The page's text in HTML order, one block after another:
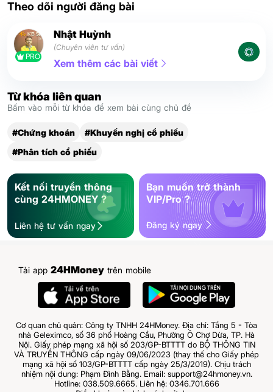
Theo dõi người đăng bài
PRO
Nhật Huỳnh
(Chuyên viên tư vấn)
Xem thêm các bài viết
Từ khóa liên quan
Bấm vào mỗi từ khóa để xem bài cùng chủ đề
#Chứng khoán
#Khuyến nghị cổ phiếu
#Phân tích cổ phiếu
Kết nối truyền thông
cùng 24HMONEY ?
Liên hệ tư vấn ngay
Bạn muốn trở thành
VIP/Pro ?
Đăng ký ngay
Tải app 24HMoney trên mobile
Cơ quan chủ quản: Công ty TNHH 24HMoney. Địa chỉ: Tầng 5 - Tòa
nhà Geleximco, số 36 phố Hoàng Cầu, Phường Ô Chợ Dừa, TP. Hà
Nội. Giấy phép mạng xã hội số 203/GP-BTTTT do BỘ THÔNG TIN
VÀ TRUYỀN THÔNG cấp ngày 09/06/2023 (thay thế cho Giấy phép
mạng xã hội số 103/GP-BTTTT cấp ngày 25/3/2019). Chịu trách
nhiệm nội dung: Phạm Đình Bằng. Email: support@24hmoney.vn.
Hotline: 038.509.6665. Liên hệ: 0346.701.666